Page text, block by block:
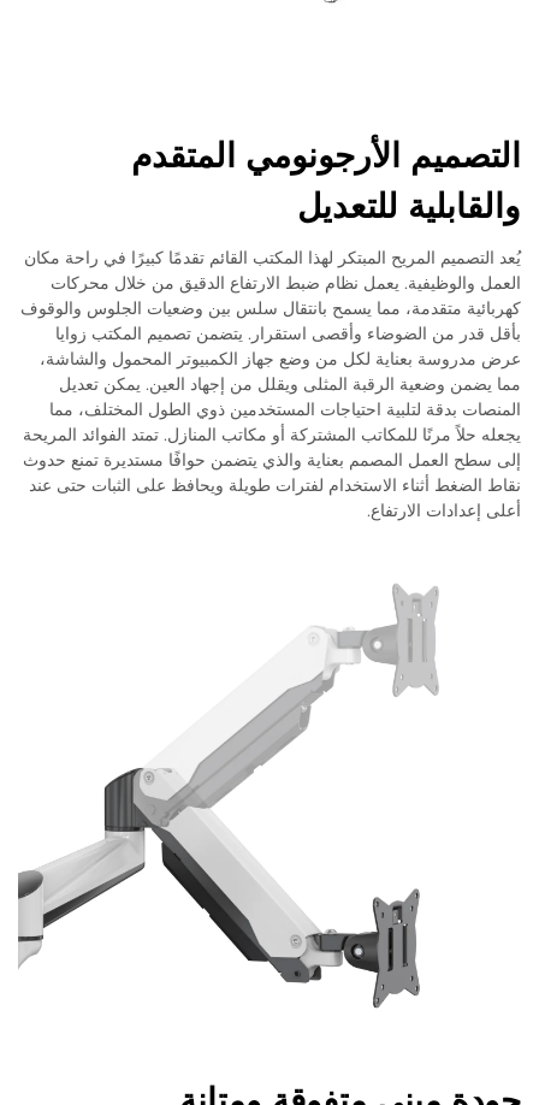
التصميم الأرجونومي المتقدم
والقابلية للتعديل
يُعد التصميم المريح المبتكر لهذا المكتب القائم تقدمًا كبيرًا في راحة مكان
العمل والوظيفية. يعمل نظام ضبط الارتفاع الدقيق من خلال محركات
كهربائية متقدمة، مما يسمح بانتقال سلس بين وضعيات الجلوس والوقوف
بأقل قدر من الضوضاء وأقصى استقرار. يتضمن تصميم المكتب زوايا
عرض مدروسة بعناية لكل من وضع جهاز الكمبيوتر المحمول والشاشة،
مما يضمن وضعية الرقبة المثلى ويقلل من إجهاد العين. يمكن تعديل
المنصات بدقة لتلبية احتياجات المستخدمين ذوي الطول المختلف، مما
يجعله حلاً مرنًا للمكاتب المشتركة أو مكاتب المنازل. تمتد الفوائد المريحة
إلى سطح العمل المصمم بعناية والذي يتضمن حوافًا مستديرة تمنع حدوث
نقاط الضغط أثناء الاستخدام لفترات طويلة ويحافظ على الثبات حتى عند
أعلى إعدادات الارتفاع.